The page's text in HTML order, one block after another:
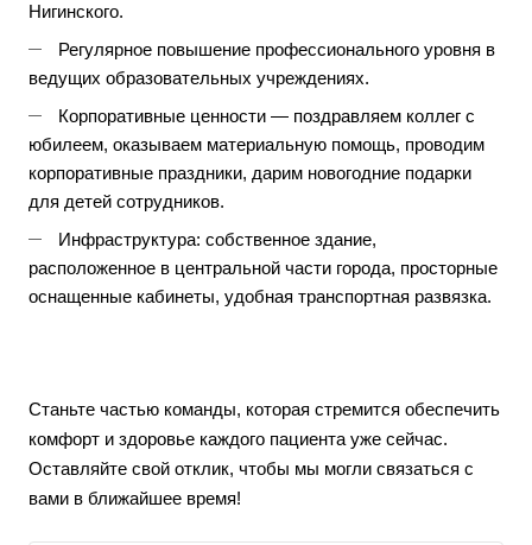
Нигинского.
Регулярное повышение профессионального уровня в
ведущих образовательных учреждениях.
Корпоративные ценности — поздравляем коллег с
юбилеем, оказываем материальную помощь, проводим
корпоративные праздники, дарим новогодние подарки
для детей сотрудников.
Инфраструктура: собственное здание,
расположенное в центральной части города, просторные
оснащенные кабинеты, удобная транспортная развязка.
Станьте частью команды, которая стремится обеспечить
комфорт и здоровье каждого пациента уже сейчас.
Оставляйте свой отклик, чтобы мы могли связаться с
вами в ближайшее время!